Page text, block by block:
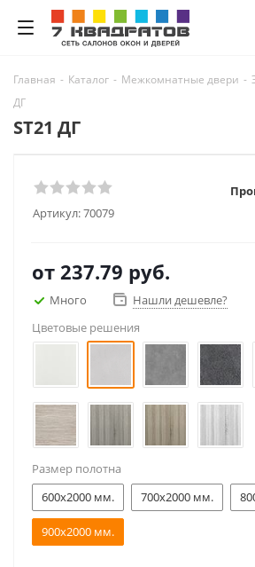
Главная - Каталог - Межкомнатные двери -
ДГ
ST21 ДГ
Артикул:70079
от 237.79 руб.
Много
Нашли дешевле?
Цветовые решения
Размер полотна
600x2000 мм.
700x2000 мм.
900x2000 мм.